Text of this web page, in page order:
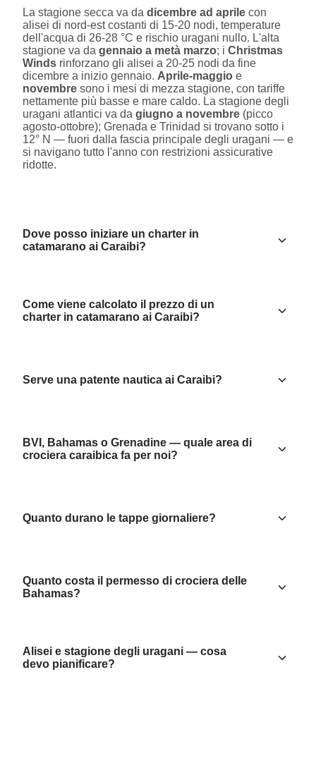
La stagione secca va da dicembre ad aprile con
alisei di nord-est costanti di 15-20 nodi, temperature
dell'acqua di 26-28 °C e rischio uragani nullo. L'alta
stagione va da gennaio a metà marzo; i Christmas
Winds rinforzano gli alisei a 20-25 nodi da fine
dicembre a inizio gennaio. Aprile-maggio e
novembre sono i mesi di mezza stagione, con tariffe
nettamente più basse e mare caldo. La stagione degli
uragani atlantici va da giugno a novembre (picco
agosto-ottobre); Grenada e Trinidad si trovano sotto i
12° N — fuori dalla fascia principale degli uragani — e
si navigano tutto l'anno con restrizioni assicurative
ridotte.
Dove posso iniziare un charter in
catamarano ai Caraibi?
Come viene calcolato il prezzo di un
charter in catamarano ai Caraibi?
Serve una patente nautica ai Caraibi?
BVI, Bahamas o Grenadine — quale area di
crociera caraibica fa per noi?
Quanto durano le tappe giornaliere?
Quanto costa il permesso di crociera delle
Bahamas?
Alisei e stagione degli uragani — cosa
devo pianificare?